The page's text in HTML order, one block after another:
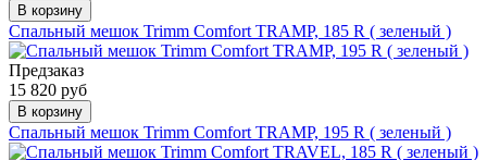
В корзину
Спальный мешок Trimm Comfort TRAMP, 185 R ( зеленый )
Предзаказ
15 820 руб
В корзину
Спальный мешок Trimm Comfort TRAMP, 195 R ( зеленый )